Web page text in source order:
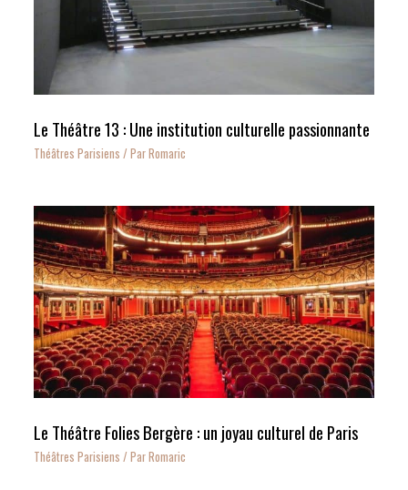
Le Théâtre 13 : Une institution culturelle passionnante
Théâtres Parisiens / ParRomaric
Le Théâtre Folies Bergère : un joyau culturel de Paris
Théâtres Parisiens / ParRomaric